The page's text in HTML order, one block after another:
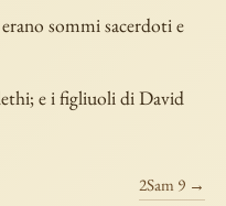
sommi sacerdoti e
e i figliuoli di David
2Sam 9 →